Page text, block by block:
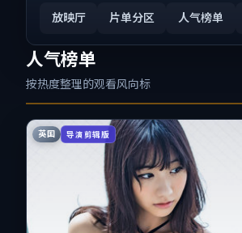
放映厅 片单分区 人气榜单
人气榜单
按热度整理的观看风向标
英国 导演剪辑版